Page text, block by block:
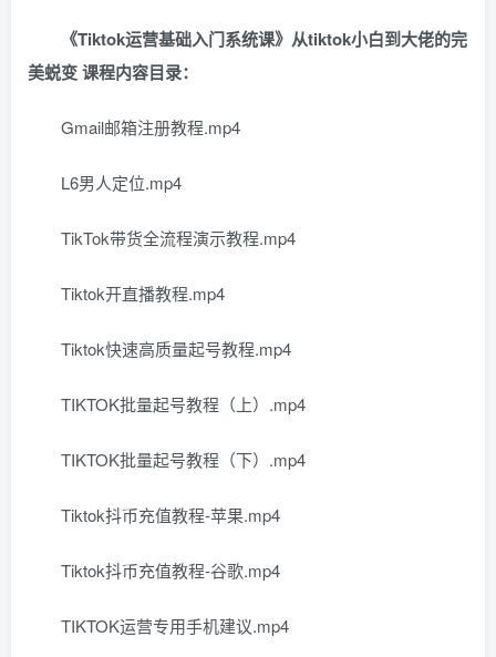
《Tiktok运营基础入门系统课》从tiktok小白到大佬的完
美蜕变 课程内容目录：
Gmail邮箱注册教程.mp4
L6男人定位.mp4
TikTok带货全流程演示教程.mp4
Tiktok开直播教程.mp4
Tiktok快速高质量起号教程.mp4
TIKTOK批量起号教程（上）.mp4
TIKTOK批量起号教程（下）.mp4
Tiktok抖币充值教程-苹果.mp4
Tiktok抖币充值教程-谷歌.mp4
TIKTOK运营专用手机建议.mp4